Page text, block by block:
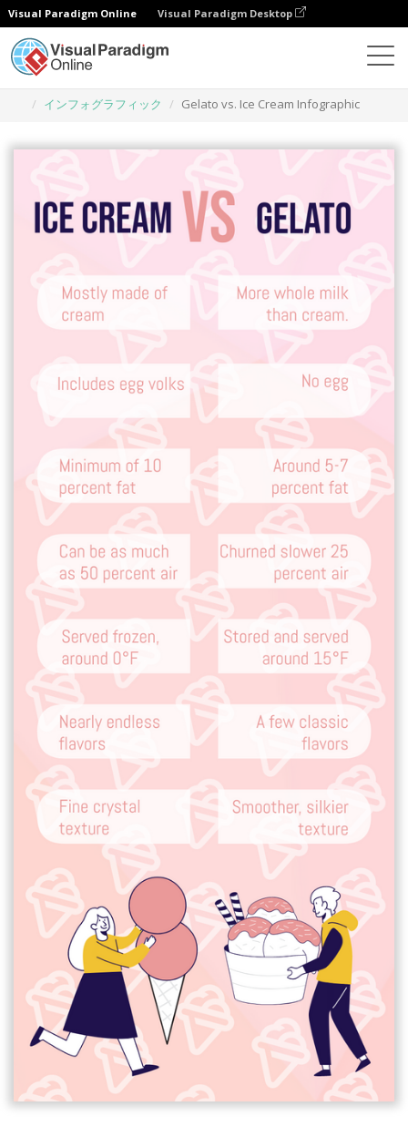
Visual Paradigm Online Visual Paradigm Desktop
インフォグラフィック
Gelato vs. Ice Cream Infographic